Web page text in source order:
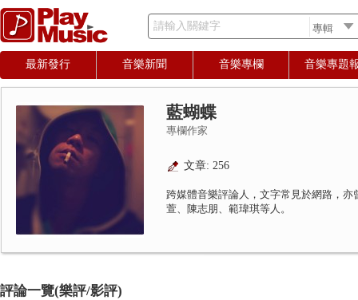
請輸入關鍵字
最新發行 音樂新聞 音樂專欄 音樂專題
藍蝴蝶
專欄作家
文章: 256
跨媒體音樂評論人，文字常見於網路，
萱、陳志朋、範瑋琪等人。
評論一覽(樂評/影評)